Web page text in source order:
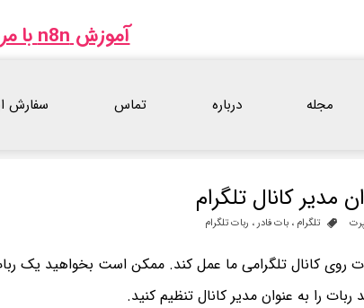
آموزش n8n با مربی از صفر
مجله درباره تماس سفارش
مدیر کانال تلگرام
تلگرام ،بات فادر، ربات تلگرام
روی کانال تلگرامی ما عمل کند. ممکن است بخواهید یک
را به عنوان مدیر کانال تنظیم کنید.